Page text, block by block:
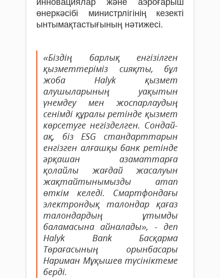
инновациялар және аэроғарыш
өнеркәсібі министрлігінің кезекті
ынтымақтастығының нәтижесі.
«Біздің барлық енгізілген
қызметтеріміз сияқты, бұл
жоба Halyk қызмет
алушыларының уақытын
үнемдеу мен жоспарлаудың
сенімді құралы ретінде қызмет
көрсетуге негізделген. Сондай-
ақ, біз ESG стандарттарын
енгізген алғашқы банк ретінде
әрқашан азаматтарға
қолайлы жағдай жасалуын
жақтайтынымызды атап
өткім келеді. Смартфондағы
электрондық талондар қағаз
талондардың ұтымды
баламасына айналады», - деп
Halyk Bank Басқарма
Төрағасының орынбасары
Нариман Мұқышев түсініктеме
берді.